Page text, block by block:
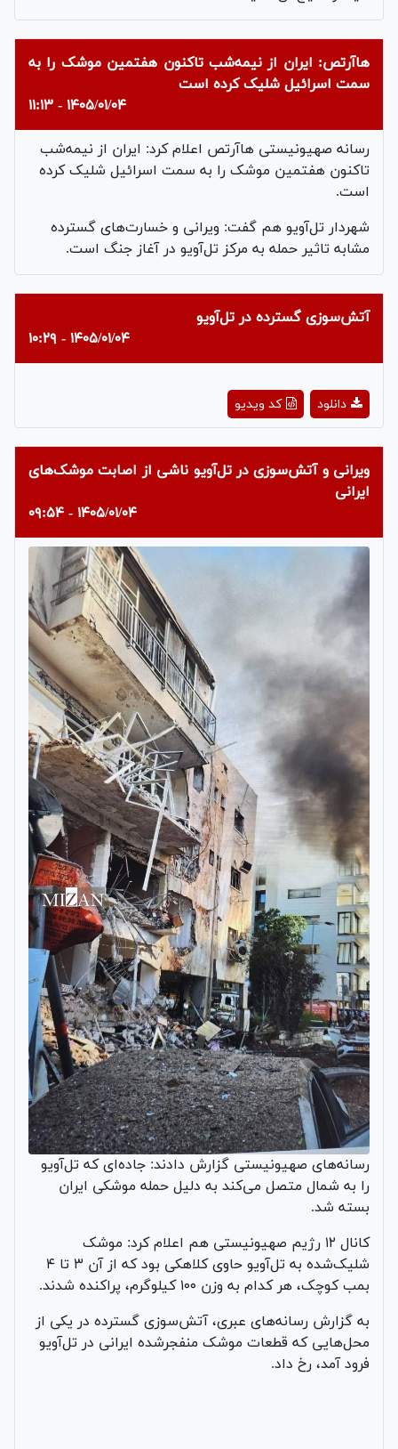
هاآرتص: ایران از نیمه‌شب تاکنون هفتمین موشک را به
سمت اسرائیل شلیک کرده است
۱۴۰۵/۰۱/۰۴ - ۱۱:۱۳
رسانه صهیونیستی هاآرتص اعلام کرد: ایران از نیمه‌شب
تاکنون هفتمین موشک را به سمت اسرائیل شلیک کرده
است.
شهردار تل‌آویو هم گفت: ویرانی و خسارت‌های گسترده
مشابه تاثیر حمله به مرکز تل‌آویو در آغاز جنگ است.
آتش‌سوزی گسترده در تل‌آویو
۱۴۰۵/۰۱/۰۴ - ۱۰:۲۹
Play
Video
کد ویدیو دانلود
ویرانی و آتش‌سوزی در تل‌آویو ناشی از اصابت موشک‌های
ایرانی
۱۴۰۵/۰۱/۰۴ - ۰۹:۵۴
رسانه‌های صهیونیستی گزارش دادند: جاده‌ای که تل‌آویو
را به شمال متصل می‌کند به دلیل حمله موشکی ایران
بسته شد.
کانال ۱۲ رژیم صهیونیستی هم اعلام کرد: موشک
شلیک‌شده به تل‌آویو حاوی کلاهکی بود که از آن ۳ تا ۴
بمب کوچک، هر کدام به وزن ۱۰۰ کیلوگرم، پراکنده شدند.
به گزارش رسانه‌های عبری، آتش‌سوزی گسترده در یکی از
محل‌هایی که قطعات موشک منفجرشده ایرانی در تل‌آویو
فرود آمد، رخ داد.